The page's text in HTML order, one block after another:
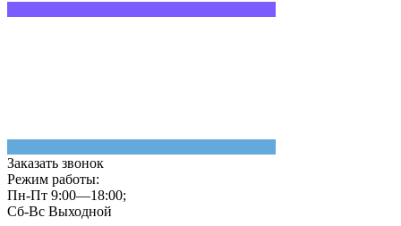
Заказать звонок
Режим работы:
Пн-Пт 9:00—18:00;
Сб-Вс Выходной